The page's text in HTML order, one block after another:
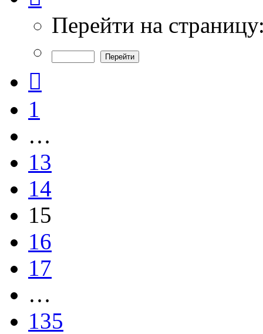
из
135Перейти на
1
…
13
14
15
16
17
…
135